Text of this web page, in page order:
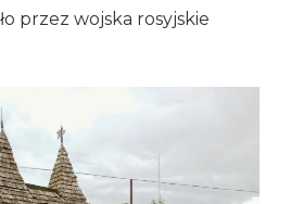
przez wojska rosyjskie